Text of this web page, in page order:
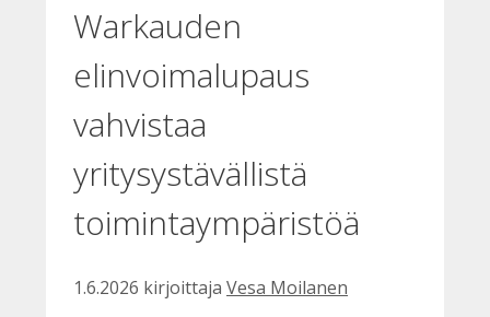
Warkauden
elinvoimalupaus
vahvistaa
yritysystävällistä
toimintaympäristöä
1.6.2026 kirjoittaja Vesa Moilanen